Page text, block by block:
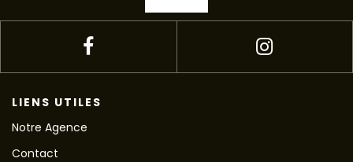
LIENS UTILES
Notre Agence
Contact